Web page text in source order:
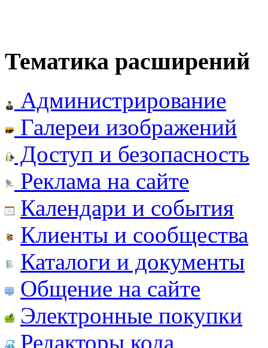
Тематика расширений
Администрирование
Галереи изображений
Доступ и безопасность
Реклама на сайте
Календари и события
Клиенты и сообщества
Каталоги и документы
Общение на сайте
Электронные покупки
Редакторы кода